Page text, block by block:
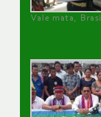
Vale mata, Brasil